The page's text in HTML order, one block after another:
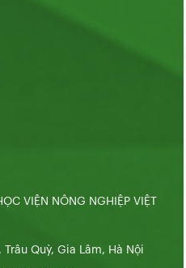
VIỆN NÔNG NGHIỆP VIỆT
Quỳ, Gia Lâm, Hà Nội